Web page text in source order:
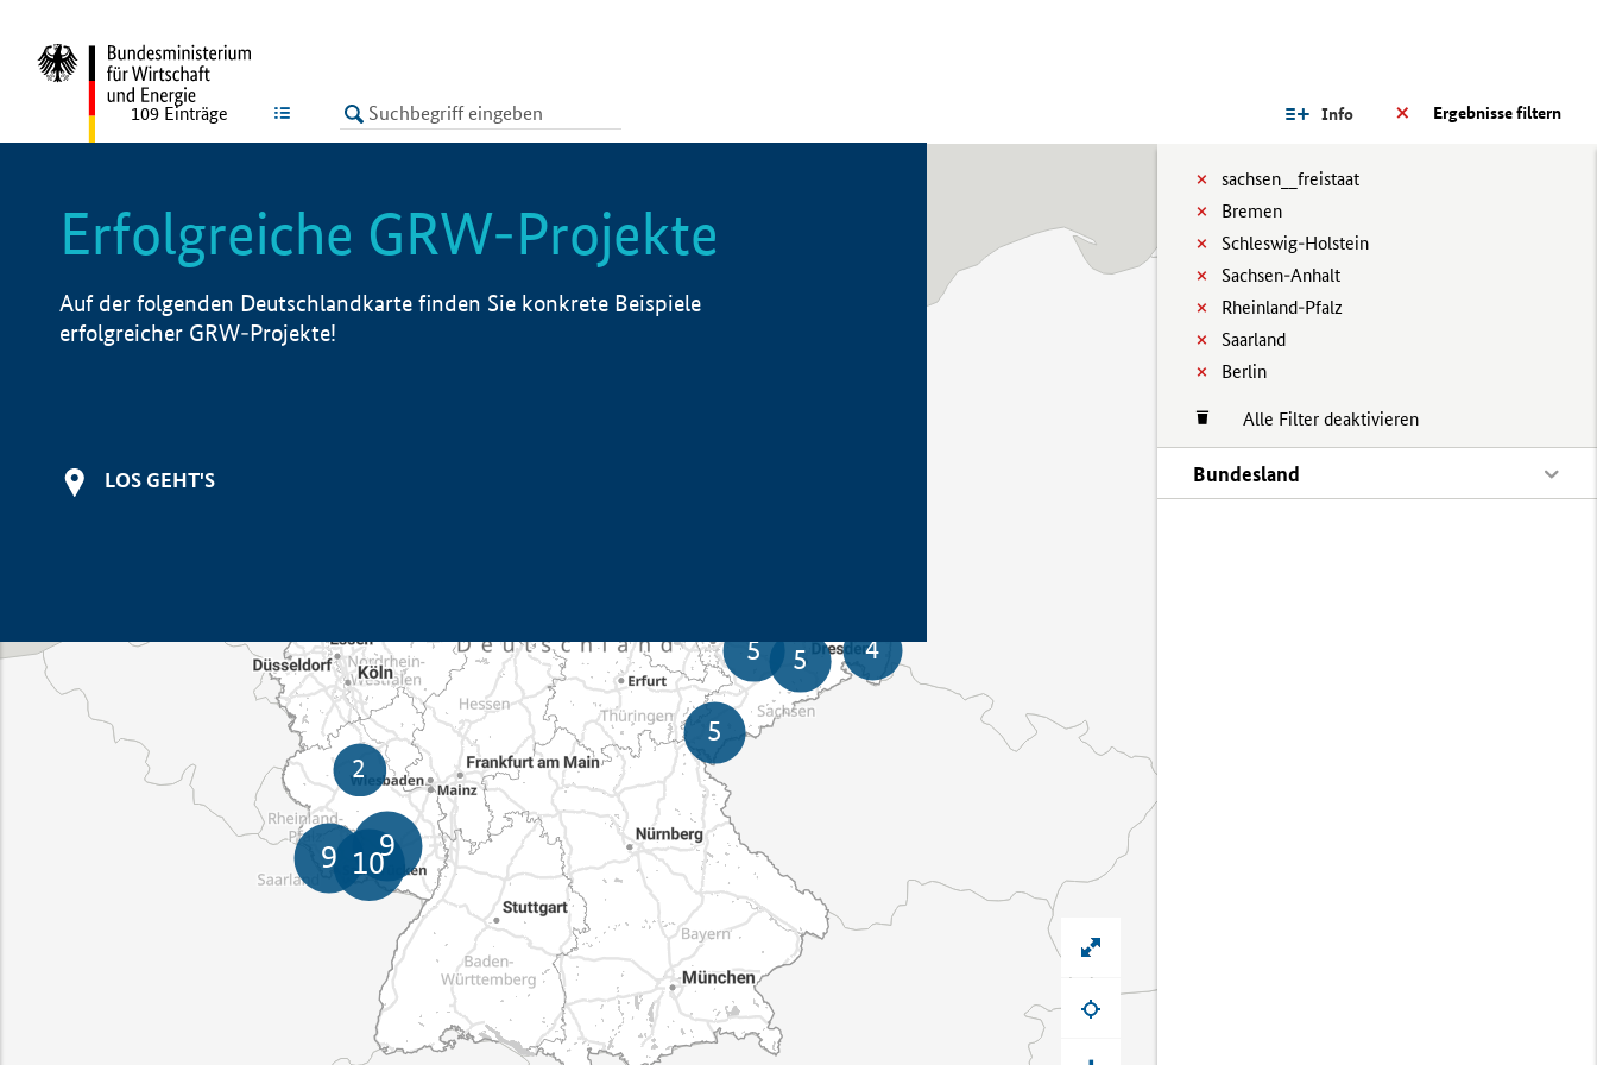
LISTE Ergebnisse filtern
Info
sachsen__freistaat
Bremen
Schleswig-Holstein
Sachsen-Anhalt
Rheinland-Pfalz
Saarland
Berlin
Alle Filter deaktivieren
Bundesland
109 Einträge
Erfolgreiche GRW-Projekte
Auf der folgenden Deutschlandkarte finden Sie konkrete Beispiele
erfolgreicher GRW-Projekte!
LOS GEHT'S